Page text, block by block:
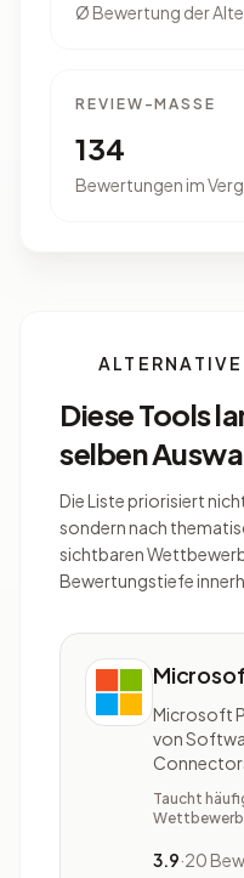
Ø Bewertung der
REVIEW-MASSE
134
Bewertungen im
Diese Tools
selben
Die Liste priorisiert
sondern nach
sichtbaren
Bewertungstiefe
Microsoft
von
Einblicke
Taucht
3.9·20